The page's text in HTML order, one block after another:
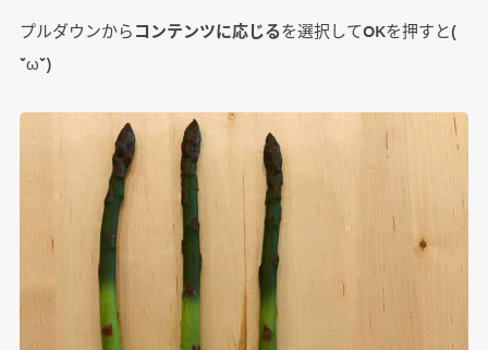
プルダウンからコンテンツに応じるを選択してOKを押すと(
˘ω˘)